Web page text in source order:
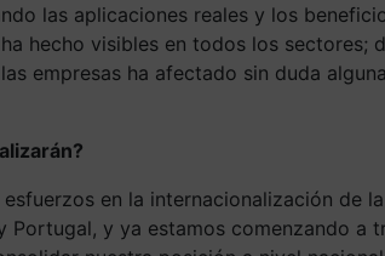
las aplicaciones reales y los
hecho visibles en todos los
empresas ha afectado sin duda
en la internacionalización de
Portugal, y ya estamos comenzando